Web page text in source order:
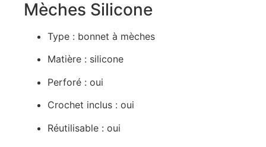
Mèches Silicone
Type : bonnet à mèches
Matière : silicone
Perforé : oui
Crochet inclus : oui
Réutilisable : oui